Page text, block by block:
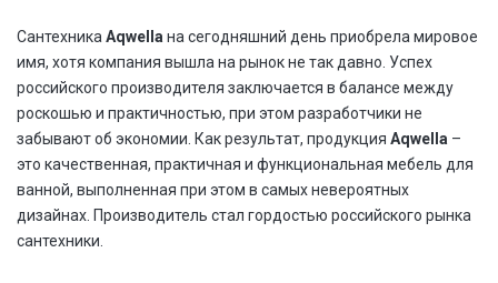
Сантехника Aqwella на сегодняшний день приобрела мировое
имя, хотя компания вышла на рынок не так давно. Успех
российского производителя заключается в балансе между
роскошью и практичностью, при этом разработчики не
забывают об экономии. Как результат, продукция Aqwella –
это качественная, практичная и функциональная мебель для
ванной, выполненная при этом в самых невероятных
дизайнах. Производитель стал гордостью российского рынка
сантехники.